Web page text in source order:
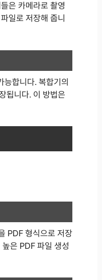
은 카메라로 촬영
일로 저장해 줍니
능합니다. 복합기의
됩니다. 이 방법은
PDF 형식으로 저장
은 PDF 파일 생성